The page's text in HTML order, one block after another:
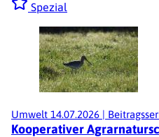
Spezial
Umwelt 14.07.2026 |
Kooperativer